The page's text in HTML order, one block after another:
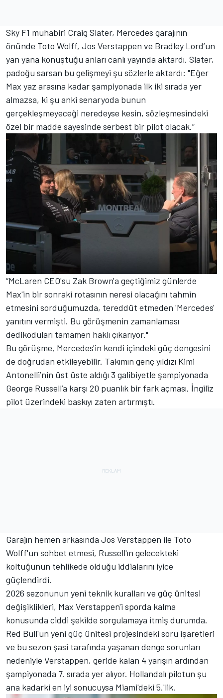
Sky F1 muhabiri Craig Slater, Mercedes garajının
önünde Toto Wolff, Jos Verstappen ve Bradley Lord’un
yan yana konuştuğu anları canlı yayında aktardı. Slater,
padoğu sarsan bu gelişmeyi şu sözlerle aktardı: "Eğer
Max yaz arasına kadar şampiyonada ilk iki sırada yer
almazsa, ki şu anki senaryoda bunun
gerçekleşmeyeceği neredeyse kesin, sözleşmesindeki
özel bir madde sayesinde serbest bir pilot olacak.”
“McLaren CEO'su Zak Brown'a geçtiğimiz günlerde
Max'in bir sonraki rotasının neresi olacağını tahmin
etmesini sorduğumuzda, tereddüt etmeden 'Mercedes'
yanıtını vermişti. Bu görüşmenin zamanlaması
dedikoduları tamamen haklı çıkarıyor."
Bu görüşme, Mercedes'in kendi içindeki güç dengesini
de doğrudan etkileyebilir. Takımın genç yıldızı Kimi
Antonelli’nin üst üste aldığı 3 galibiyetle şampiyonada
George Russell’a karşı 20 puanlık bir fark açması, İngiliz
pilot üzerindeki baskıyı zaten artırmıştı.
Garajın hemen arkasında Jos Verstappen ile Toto
Wolff'un sohbet etmesi, Russell'ın gelecekteki
koltuğunun tehlikede olduğu iddialarını iyice
güçlendirdi.
2026 sezonunun yeni teknik kuralları ve güç ünitesi
değişiklikleri, Max Verstappen'i sporda kalma
konusunda ciddi şekilde sorgulamaya itmiş durumda.
Red Bull'un yeni güç ünitesi projesindeki soru işaretleri
ve bu sezon şasi tarafında yaşanan denge sorunları
nedeniyle Verstappen, geride kalan 4 yarışın ardından
şampiyonada 7. sırada yer alıyor. Hollandalı pilotun şu
ana kadarki en iyi sonucuysa Miami'deki 5.'lik.